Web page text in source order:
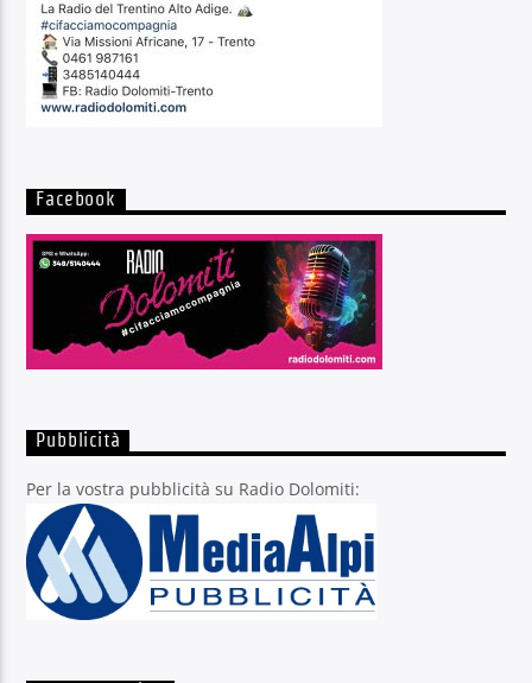
Facebook
Pubblicità
Per la vostra pubblicità su Radio Dolomiti: